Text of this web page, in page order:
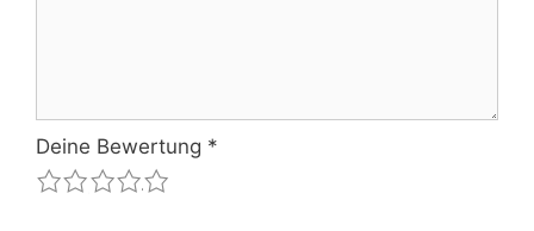
Deine Bewertung *
4
3
2
1